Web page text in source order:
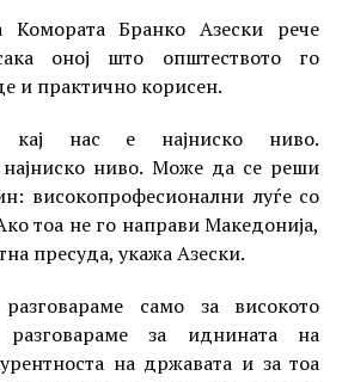
Комората Бранко Азески рече
оној што општеството го
и практично корисен.
кај нас е најниско ниво.
ниво. Може да се реши
високопрофесионални луѓе со
тоа не го направи Македонија,
пресуда, укажа Азески.
само за високото
разговараме за иднината на
на државата и за тоа